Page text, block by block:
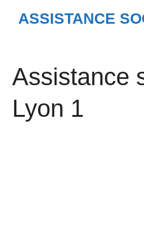
ASSISTANCE
Assistance
Lyon 1